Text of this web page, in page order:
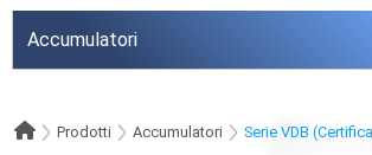
Accumulatori
Prodotti Accumulatori Serie VDB